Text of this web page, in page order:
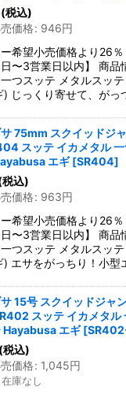
(税込)
価格: 946円
ー希望小売価格より26
〜3営業日以内】 商品
つスッテ メタルスッ
) じっくり寄せて、がっ
75mm スクイッドジ
スッテ イカメタル
エギ [SR404]
税込)
価格: 963円
ー希望小売価格より26
〜3営業日以内】 商品
つスッテ メタルスッ
) エサをがっちり！小型
15号 スクイッドジャ
スッテ イカメタル
Hayabusa エギ[
(税込)
価格: 1,045円
庫なし